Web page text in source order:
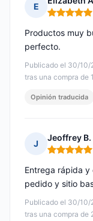
E
Nota: 5 de 5
Publicado el 30/
tras una compra de
Productos muy
perfecto.
Opinión traducida
J
Jeoffrey B.
Nota: 5 de 5
Publicado el 30/10/
tras una compra de
Entrega rápida y
pedido y sitio